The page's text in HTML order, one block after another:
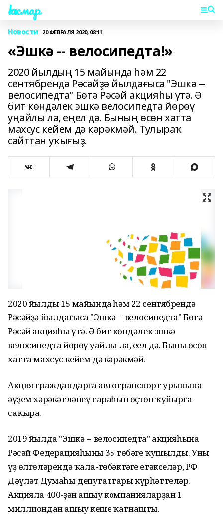
Һаҡмар
Новости 20 ФЕВРАЛЯ 2020, 08:11
«Эшкә -- велосипедта!»
2020 йылдың 15 майында һәм 22
сентябрендә Рәсәйҙә йылдағыса "Эшкә --
велосипедта" Бөтә Рәсәй акцияһы үтә. Ә
бит көндәлек эшкә велосипедта йөрөү
уңайлы ла, еңел дә. Бының өсөн хатта
махсус кейем дә кәрәкмәй. Тулыраҡ
сайттан уҡығыҙ.
2020 йылдың 15 майында һәм 22 сентябрендә
Рәсәйҙә йылдағыса "Эшкә -- велосипедта" Бөтә
Рәсәй акцияһы үтә. Ә бит көндәлек эшкә
велосипедта йөрөү уңайлы ла, еңел дә. Бының өсөн
хатта махсус кейем дә кәрәкмәй.
Акция граждандарға автотранспорт урынына
әүҙем хәрәкәтләнеү сараһын өҫтөн ҡуйырға
саҡыра.
2019 йылда "Эшкә -- велосипедта" акцияһына
Рәсәй Федерацияһының 35 төбәге ҡушылды. Уны
үҙ өлгөләрендә ҡала-төбәктәге етәкселәр, РФ
Дәүләт Думаһы депутаттары күрһәттеләр.
Акцияла 400-ҙән ашыу компанияларҙан 1
миллиондан ашыу кеше ҡатнашты.